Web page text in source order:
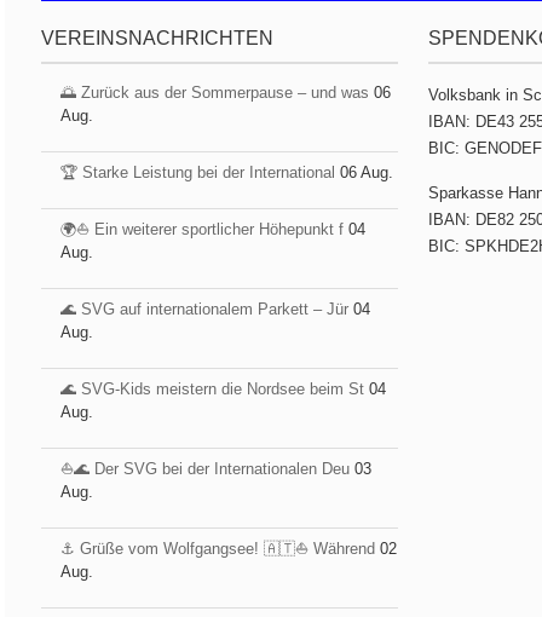
VEREINSNACHRICHTEN
🌅 Zurück aus der Sommerpause – und was 06
Aug.
🏆 Starke Leistung bei der International 06 Aug.
🌍⛵ Ein weiterer sportlicher Höhepunkt f 04
Aug.
🌊 SVG auf internationalem Parkett – Jür 04
Aug.
🌊 SVG-Kids meistern die Nordsee beim St 04
Aug.
⛵️🌊 Der SVG bei der Internationalen Deu 03
Aug.
⚓️ Grüße vom Wolfgangsee! 🇦🇹⛵ Während 02
Aug.
Volksbank in
IBAN: DE43
BIC:
Sparkasse
IBAN: DE82
BIC: